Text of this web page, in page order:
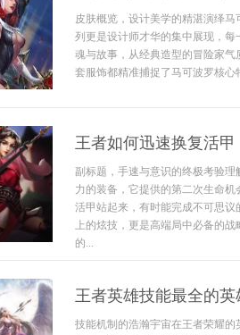
皮肤概览，设计美学的精湛演绎
列更是设计师才华的集中展现，
魂与故事，从经典造型的冒险家
套服饰都精准捕捉了马可波罗核
王者如何迅速换复活
副标题，手速与意识的终极考验
力的装备，它提供的第二次生命
活甲站起来，有时能完成不可思
上的炫技，更是高端局中必备的
的...
王者英雄技能最全的
技能机制的浩瀚宇宙在王者荣耀